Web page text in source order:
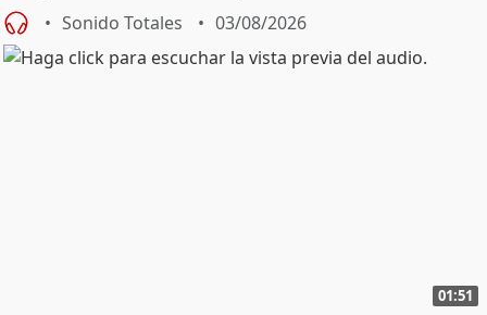
Sonido Totales 03/08/2026
01:51